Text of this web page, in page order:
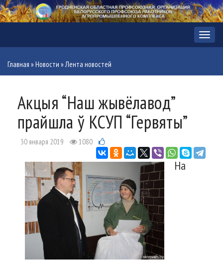
Меню
Главная »Новости »Лента новостей
Акцыя “Наш жывёлавод”
прайшла ў КСУП “Гервяты”
30 января 2019 1080
На